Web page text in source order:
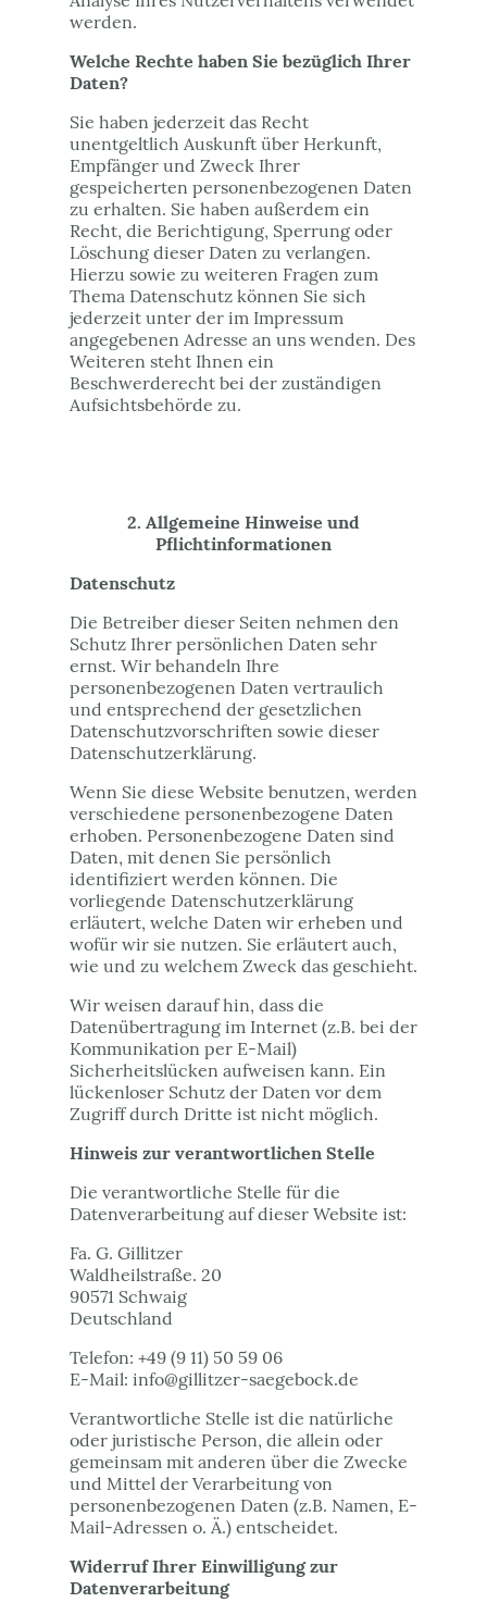
werden.
Welche Rechte haben Sie bezüglich Ihrer
Daten?
Sie haben jederzeit das Recht
unentgeltlich Auskunft über Herkunft,
Empfänger und Zweck Ihrer
gespeicherten personenbezogenen Daten
zu erhalten. Sie haben außerdem ein
Recht, die Berichtigung, Sperrung oder
Löschung dieser Daten zu verlangen.
Hierzu sowie zu weiteren Fragen zum
Thema Datenschutz können Sie sich
jederzeit unter der im Impressum
angegebenen Adresse an uns wenden. Des
Weiteren steht Ihnen ein
Beschwerderecht bei der zuständigen
Aufsichtsbehörde zu.
2. Allgemeine Hinweise und
Pflichtinformationen
Datenschutz
Die Betreiber dieser Seiten nehmen den
Schutz Ihrer persönlichen Daten sehr
ernst. Wir behandeln Ihre
personenbezogenen Daten vertraulich
und entsprechend der gesetzlichen
Datenschutzvorschriften sowie dieser
Datenschutzerklärung.
Wenn Sie diese Website benutzen, werden
verschiedene personenbezogene Daten
erhoben. Personenbezogene Daten sind
Daten, mit denen Sie persönlich
identifiziert werden können. Die
vorliegende Datenschutzerklärung
erläutert, welche Daten wir erheben und
wofür wir sie nutzen. Sie erläutert auch,
wie und zu welchem Zweck das geschieht.
Wir weisen darauf hin, dass die
Datenübertragung im Internet (z.B. bei der
Kommunikation per E-Mail)
Sicherheitslücken aufweisen kann. Ein
lückenloser Schutz der Daten vor dem
Zugriff durch Dritte ist nicht möglich.
Hinweis zur verantwortlichen Stelle
Die verantwortliche Stelle für die
Datenverarbeitung auf dieser Website ist:
Fa. G. Gillitzer
Waldheilstraße. 20
90571 Schwaig
Deutschland
Telefon: +49 (9 11) 50 59 06
E-Mail: info@gillitzer-saegebock.de
Verantwortliche Stelle ist die natürliche
oder juristische Person, die allein oder
gemeinsam mit anderen über die Zwecke
und Mittel der Verarbeitung von
personenbezogenen Daten (z.B. Namen, E-
Mail-Adressen o. Ä.) entscheidet.
Widerruf Ihrer Einwilligung zur
Datenverarbeitung